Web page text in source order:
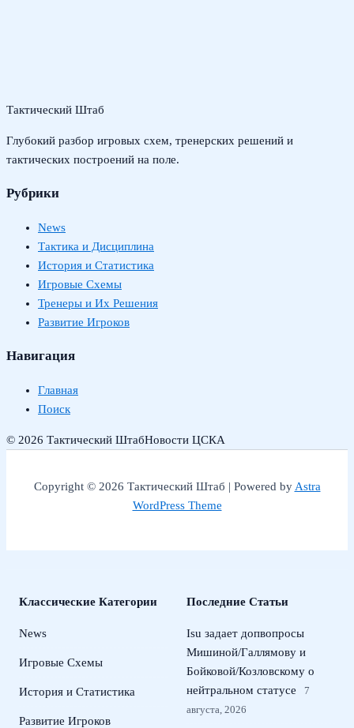
Тактический Штаб
Глубокий разбор игровых схем, тренерских решений и
тактических построений на поле.
Рубрики
News
Тактика и Дисциплина
История и Статистика
Игровые Схемы
Тренеры и Их Решения
Развитие Игроков
Навигация
Главная
Поиск
© 2026 Тактический ШтабНовости ЦСКА
Copyright © 2026 Тактический Штаб | Powered byAstra
WordPress Theme
Классические Категории
News
Игровые Схемы
История и Статистика
Развитие Игроков
Последние Статьи
Isu задает допвопросы
Мишиной/Галлямову и
Бойковой/Козловскому о
нейтральном статусе
7
августа, 2026